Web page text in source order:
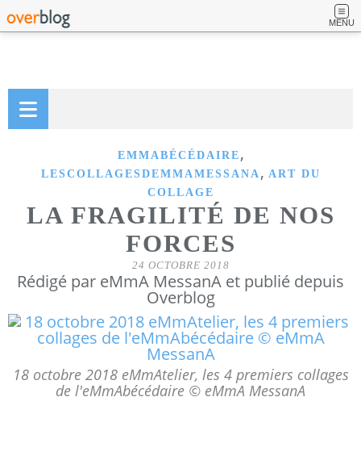
MENU
EMMABÉCÉDAIRE ,
LESCOLLAGESDEMMAMESSANA , ART DU
COLLAGE
LA FRAGILITÉ DE NOS
FORCES
24 OCTOBRE 2018
Rédigé par eMmA MessanA et publié depuis
Overblog
18 octobre 2018 eMmAtelier, les 4 premiers collages
de l'eMmAbécédaire © eMmA MessanA